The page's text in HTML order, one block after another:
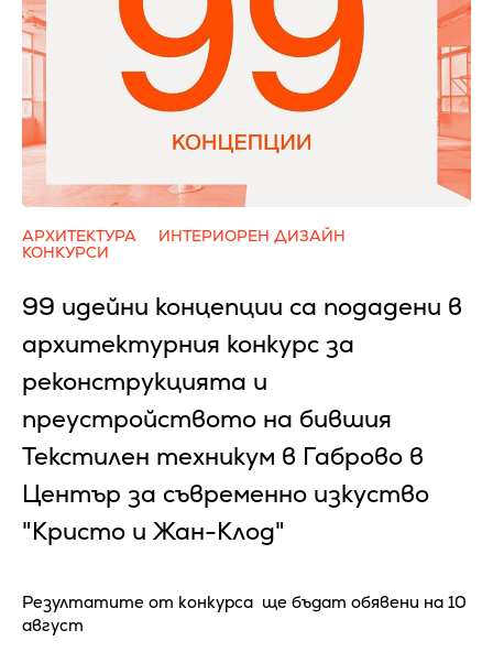
АРХИТЕКТУРА
ИНТЕРИОРЕН ДИЗАЙН
КОНКУРСИ
99 идейни концепции са подадени в
архитектурния конкурс за
реконструкцията и
преустройството на бившия
Текстилен техникум в Габрово в
Център за съвременно изкуство
"Кристо и Жан-Клод"
Резултатите от конкурса ще бъдат обявени на 10
август